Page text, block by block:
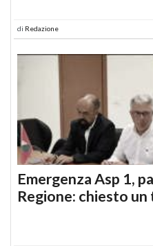
di Redazione
Emergenza Asp 1,
Regione: chiesto